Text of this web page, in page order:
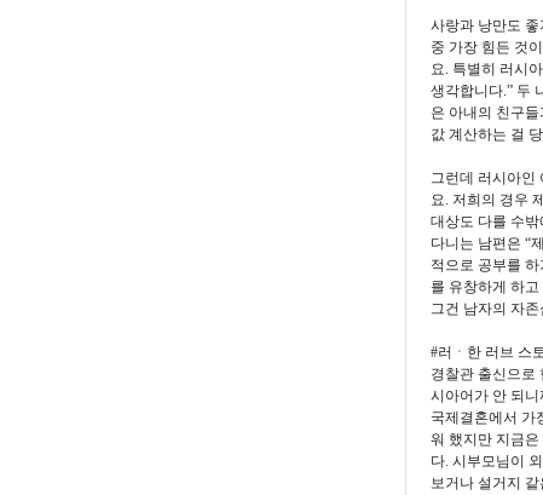
사랑과 낭만도
중 가장 힘든 것
요. 특별히 러시
생각합니다.” 두
은 아내의 친구
값 계산하는 걸
그런데 러시아인
요. 저희의 경우
대상도 다를 수
다니는 남편은 “
적으로 공부를
를 유창하게 하
그건 남자의 자
#러ㆍ한 러브 스
경찰관 출신으로
시아어가 안 되
국제결혼에서 가
워 했지만 지금
다. 시부모님이
보거나 설거지